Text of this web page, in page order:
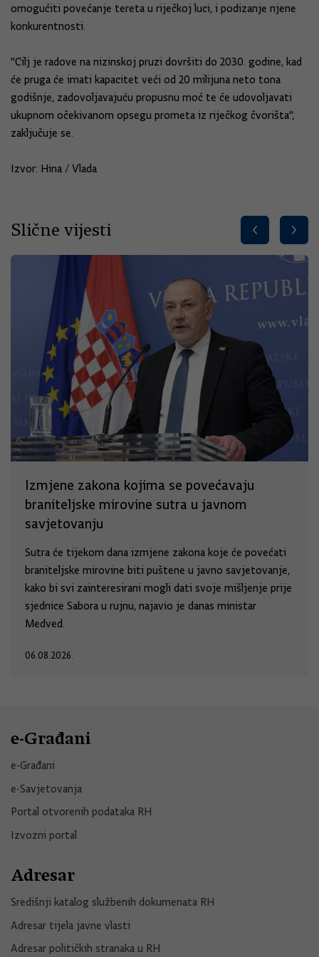
omogućiti povećanje tereta u riječkoj luci, i podizanje njene
konkurentnosti.
"Cilj je radove na nizinskoj pruzi dovršiti do 2030. godine, kad
će pruga će imati kapacitet veći od 20 milijuna neto tona
godišnje, zadovoljavajuću propusnu moć te će udovoljavati
ukupnom očekivanom opsegu prometa iz riječkog čvorišta",
zaključuje se.
Izvor: Hina / Vlada
Slične vijesti
Izmjene zakona kojima se povećavaju
braniteljske mirovine sutra u javnom
savjetovanju
Sutra će tijekom dana izmjene zakona koje će povećati
braniteljske mirovine biti puštene u javno savjetovanje,
kako bi svi zainteresirani mogli dati svoje mišljenje prije
sjednice Sabora u rujnu, najavio je danas ministar
Medved.
06.08.2026.
e-Građani
e-Građani
e-Savjetovanja
Portal otvorenih podataka RH
Izvozni portal
Adresar
Središnji katalog službenih dokumenata RH
Adresar tijela javne vlasti
Adresar političkih stranaka u RH